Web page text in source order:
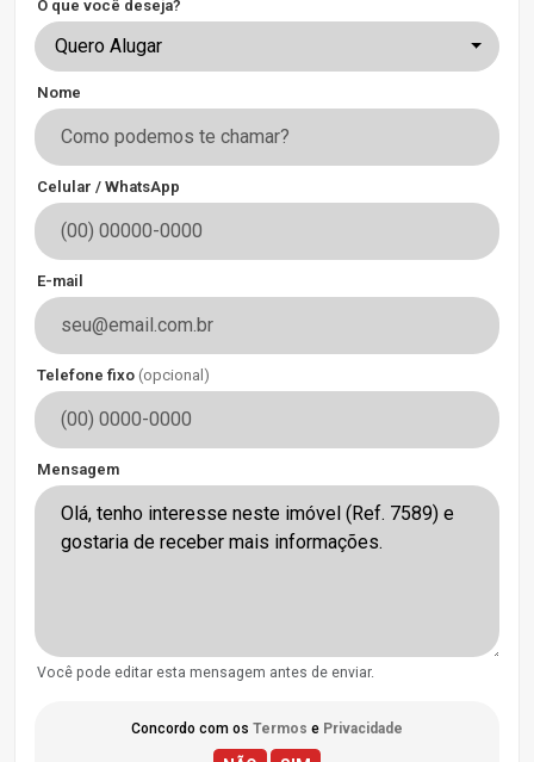
O que você deseja?
Quero Alugar
Nome
Celular / WhatsApp
E-mail
Telefone fixo (opcional)
Mensagem
Você pode editar esta mensagem antes de enviar.
Concordo com os Termos e Privacidade